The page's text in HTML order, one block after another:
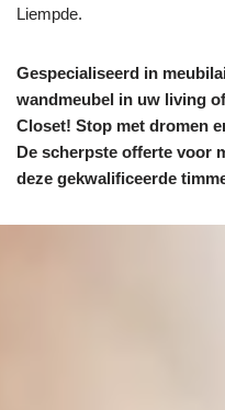
Liempde.
Gespecialiseerd in
wandmeubel in uw living
Closet! Stop met dromen
De scherpste offerte voor
deze gekwalificeerde